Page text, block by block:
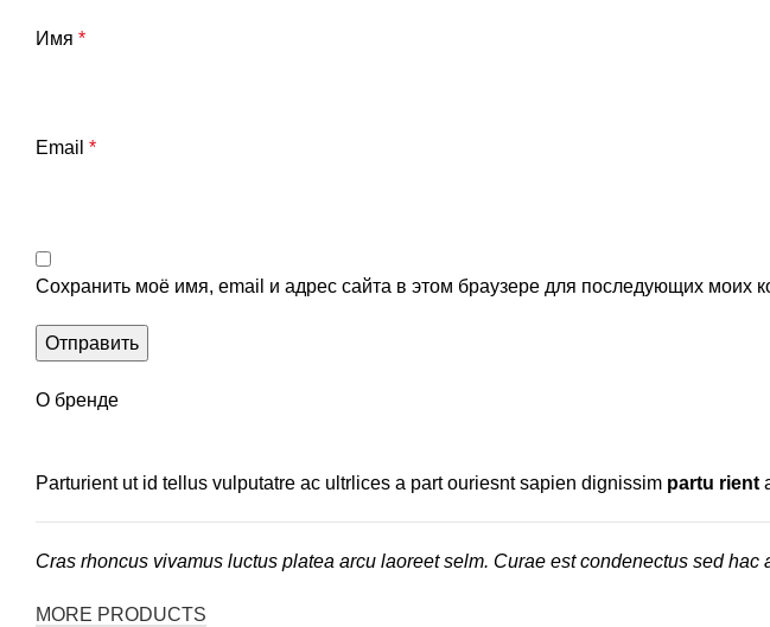
Имя *
Email *
Сохранить моё имя, email и адрес сайта в этом браузере для последующих моих
О бренде
Parturient ut id tellus vulputatre ac ultrlices a part ouriesnt sapien dignissim partu rient
Cras rhoncus vivamus luctus platea arcu laoreet selm. Curae est condenectus sed hac
MORE PRODUCTS